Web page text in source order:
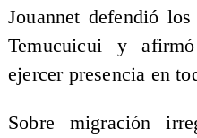
Jouannet defendió
Temucuicui y
ejercer presencia en
Sobre migración